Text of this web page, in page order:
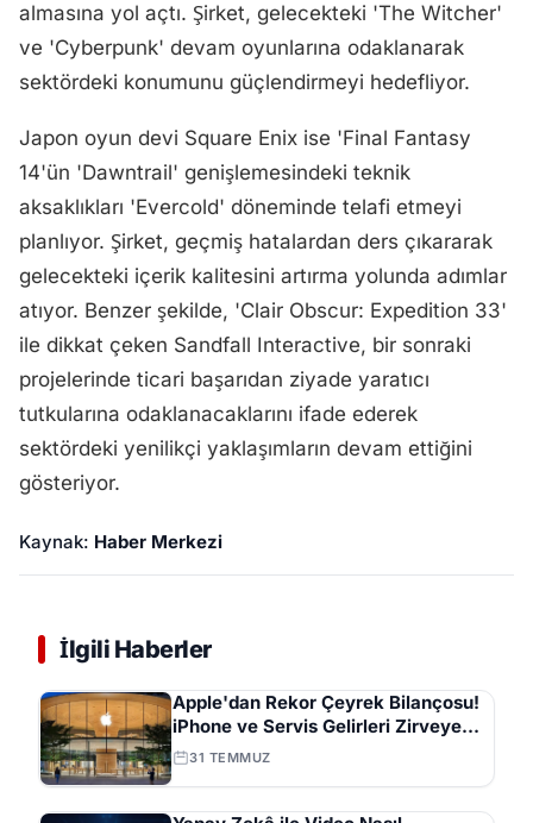
almasına yol açtı. Şirket, gelecekteki 'The Witcher'
ve 'Cyberpunk' devam oyunlarına odaklanarak
sektördeki konumunu güçlendirmeyi hedefliyor.
Japon oyun devi Square Enix ise 'Final Fantasy
14'ün 'Dawntrail' genişlemesindeki teknik
aksaklıkları 'Evercold' döneminde telafi etmeyi
planlıyor. Şirket, geçmiş hatalardan ders çıkararak
gelecekteki içerik kalitesini artırma yolunda adımlar
atıyor. Benzer şekilde, 'Clair Obscur: Expedition 33'
ile dikkat çeken Sandfall Interactive, bir sonraki
projelerinde ticari başarıdan ziyade yaratıcı
tutkularına odaklanacaklarını ifade ederek
sektördeki yenilikçi yaklaşımların devam ettiğini
gösteriyor.
Kaynak: Haber Merkezi
İlgili Haberler
Apple'dan Rekor Çeyrek Bilançosu!
iPhone ve Servis Gelirleri Zirveye
Çıktı
31 TEMMUZ